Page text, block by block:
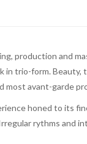
production and
in trio-form. Beauty,
avant-garde
honed to its
rythms and